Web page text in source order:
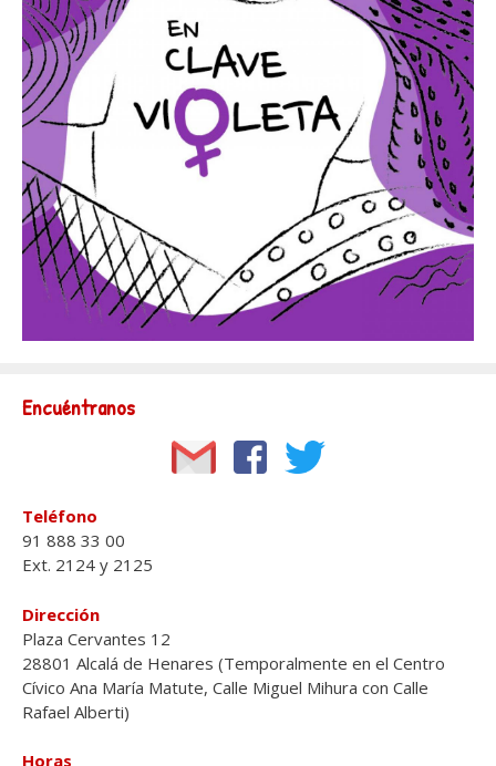
Encuéntranos
Teléfono
91 888 33 00
Ext. 2124 y 2125
Dirección
Plaza Cervantes 12
28801 Alcalá de Henares (Temporalmente en el Centro
Cívico Ana María Matute, Calle Miguel Mihura con Calle
Rafael Alberti)
Horas